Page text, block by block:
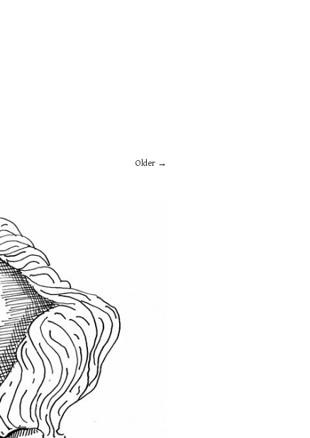
Older